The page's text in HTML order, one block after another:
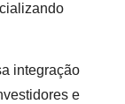
integração
e